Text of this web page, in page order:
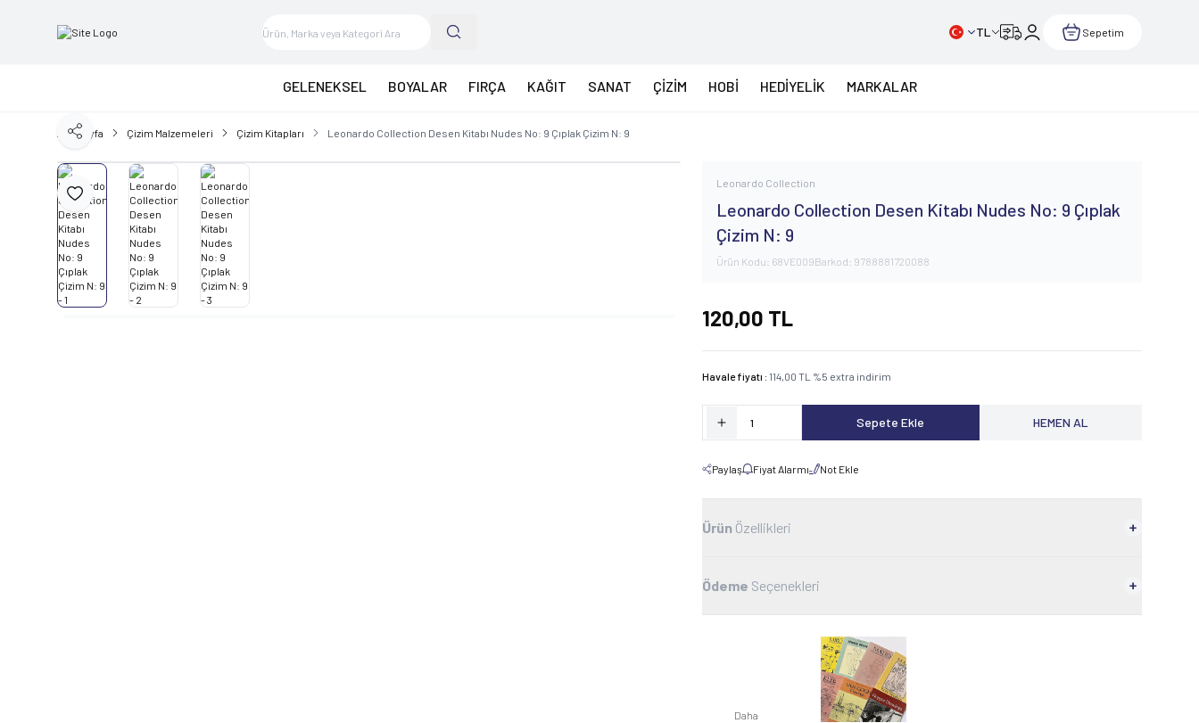
TL Sepetim
GELENEKSEL BOYALAR FIRÇA KAĞIT SANAT ÇİZİM HOBİ HEDİYELİK MARKALAR
Ana Sayfa Çizim Malzemeleri Çizim Kitapları Leonardo Collection Desen Kitabı Nudes No: 9 Çıplak Çizim N: 9
Favoriye Ekle
Paylaş
Leonardo Collection
Leonardo Collection Desen Kitabı Nudes No: 9 Çıplak
Çizim N: 9
Ürün Kodu: 68VE009Barkod: 9788881720088
120,00 TL
Havale fiyatı :114,00 TL %5 extra indirim
Sepete Ekle HEMEN AL
Paylaş Fiyat Alarmı Not Ekle
Ürün Özellikleri
Ödeme Seçenekleri
Daha